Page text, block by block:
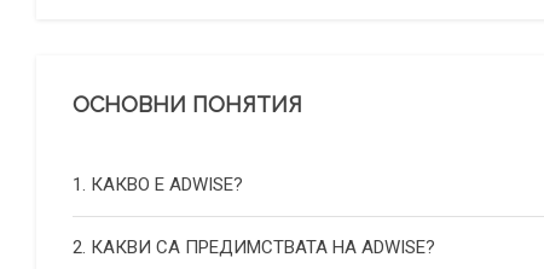
ОСНОВНИ ПОНЯТИЯ
1. КАКВО Е ADWISE?
2. КАКВИ СА ПРЕДИМСТВАТА НА ADWISE?